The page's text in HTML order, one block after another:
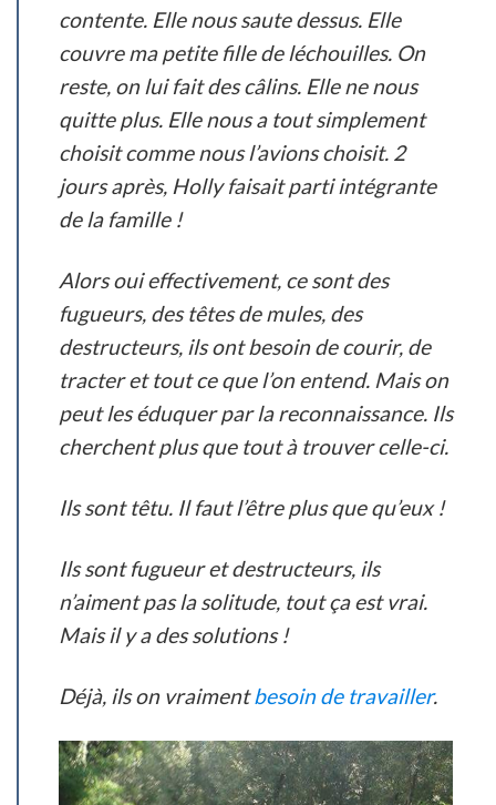
contente. Elle nous saute dessus. Elle
couvre ma petite fille de léchouilles. On
reste, on lui fait des câlins. Elle ne nous
quitte plus. Elle nous a tout simplement
choisit comme nous l’avions choisit. 2
jours après, Holly faisait parti intégrante
de la famille !
Alors oui effectivement, ce sont des
fugueurs, des têtes de mules, des
destructeurs, ils ont besoin de courir, de
tracter et tout ce que l’on entend. Mais on
peut les éduquer par la reconnaissance. Ils
cherchent plus que tout à trouver celle-ci.
Ils sont têtu. Il faut l’être plus que qu’eux !
Ils sont fugueur et destructeurs, ils
n’aiment pas la solitude, tout ça est vrai.
Mais il y a des solutions !
Déjà, ils on vraimentbesoin de travailler.